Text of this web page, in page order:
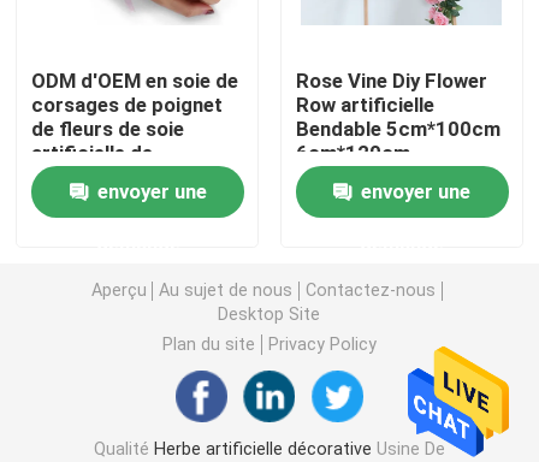
Pétales de fleurs artificielles
Boule de fleurs artificielles
Usines artificielles de décoration
Ornements décoratifs
Moss Mat artificiel
ODM d'OEM en soie de
corsages de poignet
de fleurs de soie
artificielle de
demoiselle d'honneur
envoyer une
Rose Vine Diy Flower
Row artificielle
Bendable 5cm*100cm
6cm*120cm
envoyer une
Aperçu Au sujet de nous
Contactez-nous
Desktop Site
Plan du site
Privacy Policy
Qualité Herbe artificielle décorative Usine De